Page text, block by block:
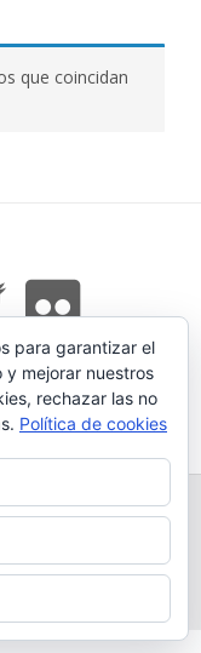
que coincidan
QUESERÍA
DE COMPRA
POLÍTICA DE COOKIES
para garantizar el
y mejorar nuestros
rechazar las no
Política de cookies